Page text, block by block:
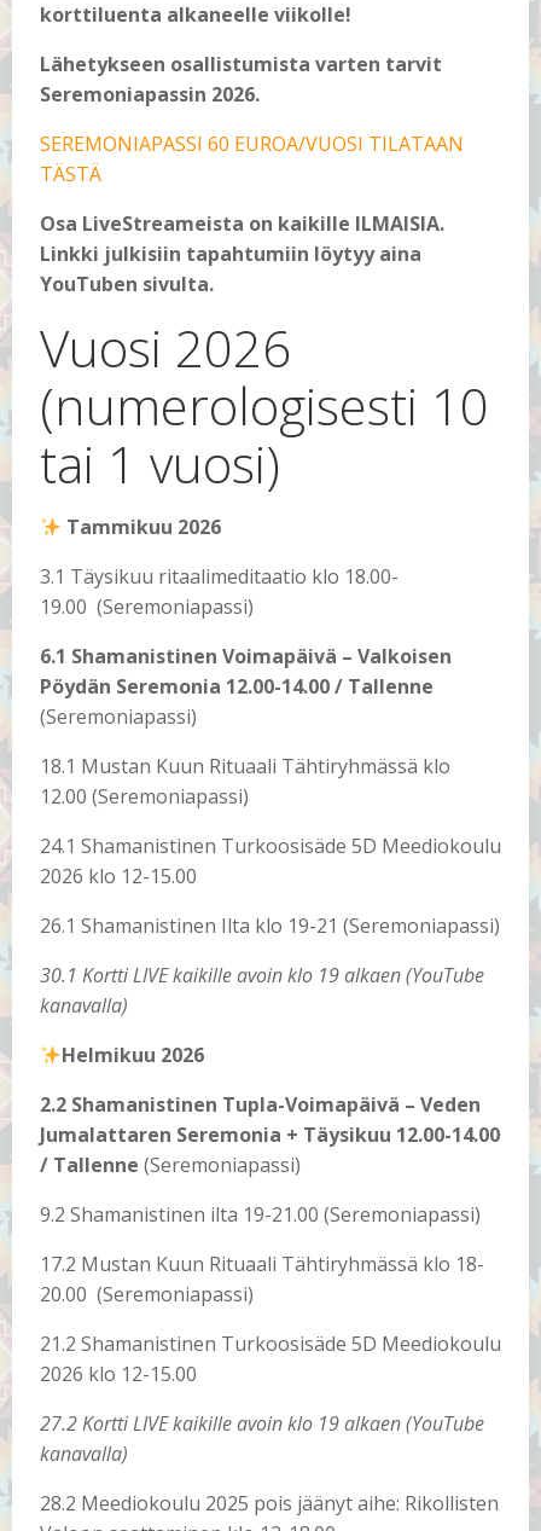
korttiluenta alkaneelle viikolle!
Lähetykseen osallistumista varten tarvit
Seremoniapassin 2026.
SEREMONIAPASSI 60 EUROA/VUOSI TILATAAN
TÄSTÄ
Osa LiveStreameista on kaikille ILMAISIA.
Linkki julkisiin tapahtumiin löytyy aina
YouTuben sivulta.
Vuosi 2026
(numerologisesti 10
tai 1 vuosi)
Tammikuu 2026
3.1 Täysikuu ritaalimeditaatio klo 18.00-
19.00 (Seremoniapassi)
6.1 Shamanistinen Voimapäivä – Valkoisen
Pöydän Seremonia 12.00-14.00 / Tallenne
(Seremoniapassi)
18.1 Mustan Kuun Rituaali Tähtiryhmässä klo
12.00 (Seremoniapassi)
24.1 Shamanistinen Turkoosisäde 5D Meediokoulu
2026 klo 12-15.00
26.1 Shamanistinen Ilta klo 19-21 (Seremoniapassi)
30.1 Kortti LIVE kaikille avoin klo 19 alkaen (YouTube
kanavalla)
Helmikuu 2026
2.2 Shamanistinen Tupla-Voimapäivä – Veden
Jumalattaren Seremonia + Täysikuu 12.00-14.00
/ Tallenne (Seremoniapassi)
9.2 Shamanistinen ilta 19-21.00 (Seremoniapassi)
17.2 Mustan Kuun Rituaali Tähtiryhmässä klo 18-
20.00 (Seremoniapassi)
21.2 Shamanistinen Turkoosisäde 5D Meediokoulu
2026 klo 12-15.00
27.2 Kortti LIVE kaikille avoin klo 19 alkaen (YouTube
kanavalla)
28.2 Meediokoulu 2025 pois jäänyt aihe: Rikollisten